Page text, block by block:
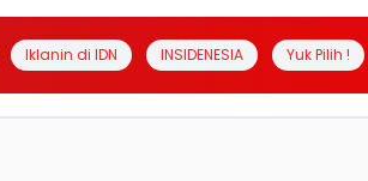
Iklanin di IDN INSIDENESIA Yuk Pilih !